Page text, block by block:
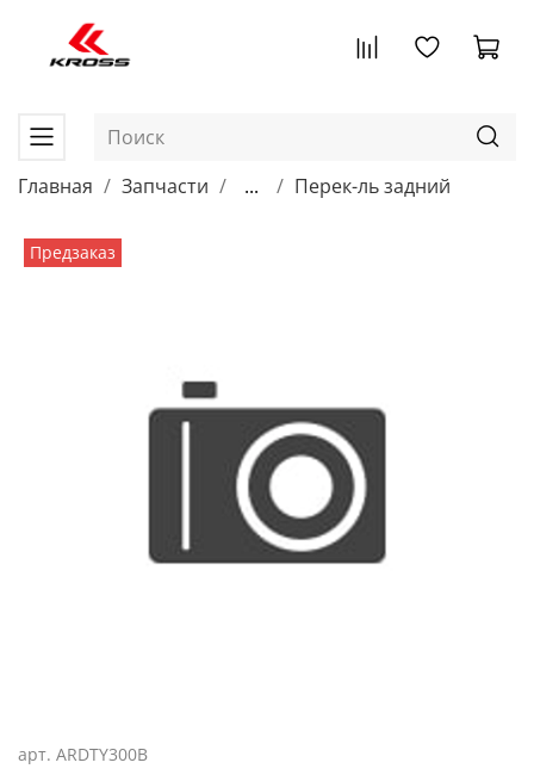
Главная Запчасти ... Перек-ль задний
Предзаказ
арт. ARDTY300B